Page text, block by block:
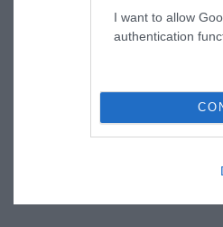
I want to allow
authentication